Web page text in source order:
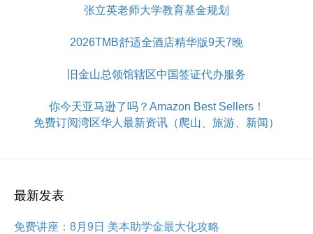
张立英老师大学教育基金规划
2026TMB舒适全酒店精华版9天7晚
旧金山总领馆辖区中国签证代办服务
你今天亚马逊了吗？Amazon Best Sellers！
免费订阅湾区华人最新资讯（爬山、旅游、新闻）
最新发表
免费讲座：8月9日 美本助学金最大化攻略